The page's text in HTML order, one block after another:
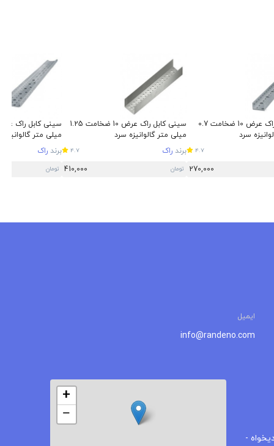
سینی کابل راک عرض 10 ضخامت 0.7
سرد
4.7
270,000
سینی کابل راک عرض 10 ضخامت 1.25
میلی متر گالوانیزه سرد
برند راک 4.7
تومان 410,000
میلی متر گالوانیزه
برند راک
تومان
ایمیل
info@randeno.com
-
+
−